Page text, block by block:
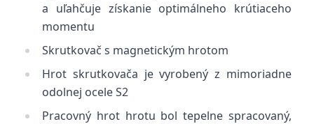
a uľahčuje získanie optimálneho krútiaceho
momentu
Skrutkovač s magnetickým hrotom
Hrot skrutkovača je vyrobený z mimoriadne
odolnej ocele S2
Pracovný hrot hrotu bol tepelne spracovaný,